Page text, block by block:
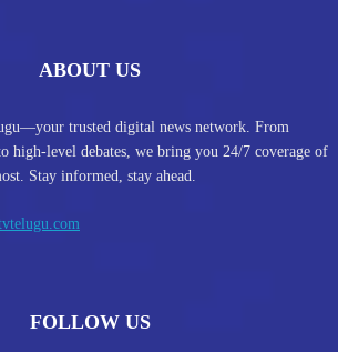
ABOUT US
trusted digital news network. From
high-level debates, we bring you 24/7 coverage of
Stay informed, stay ahead.
FOLLOW US